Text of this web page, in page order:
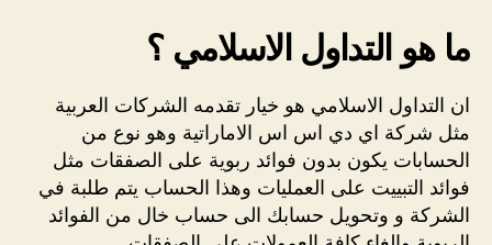
ما هو التداول الاسلامي ؟
ان التداول الاسلامي هو خيار تقدمه الشركات العربية
مثل شركة اي دي اس اس الاماراتية وهو نوع من
الحسابات يكون بدون فوائد ربوية على الصفقات مثل
فوائد التبييت على العمليات وهذا الحساب يتم طلبة في
الشركة و وتحويل حسابك الى حساب خال من الفوائد